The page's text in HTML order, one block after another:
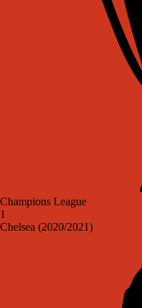
Champions League
1
Chelsea (2020/2021)